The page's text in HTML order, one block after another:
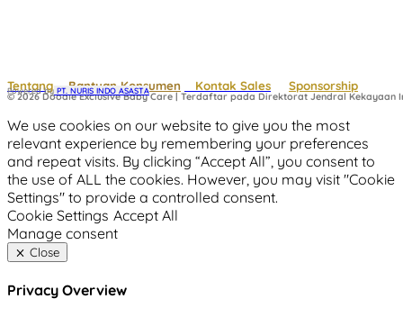
Tentang Bantuan Konsumen Kontak Sales Sponsorship
© 2026 Doodle Exclusive Baby Care | Terdaftar pada Direktorat Jendral Kekayaan
Powered by PT. NURIS INDO ASASTA
We use cookies on our website to give you the most
relevant experience by remembering your preferences
and repeat visits. By clicking “Accept All”, you consent to
the use of ALL the cookies. However, you may visit "Cookie
Settings" to provide a controlled consent.
Cookie Settings Accept All
Manage consent
Close
Privacy Overview